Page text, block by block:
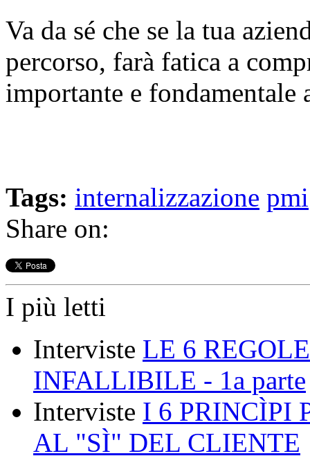
Va da sé che se la tua
percorso, farà fatica a
importante e fondamentale
Tags: internalizzazione pmi
Share on:
I più letti
Interviste LE 6
INFALLIBILE - 1a parte
Interviste I 6 PRINCÌPI
AL "SÌ" DEL CLIENTE